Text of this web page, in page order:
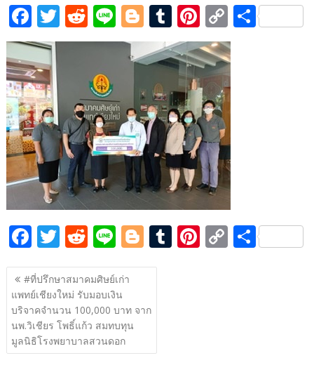
F
ac
e
b
o
o
k
T
w
R
e
di
t
Li
n
e
Bl
o
g
g
er
T
u
m
bl
r
Pi
nt
er
e
st
C
o
p
y
Li
k
S
F
ac
e
b
o
o
T
w
itt
er
R
e
d
di
t
Li
n
e
Bl
o
g
T Pi C S
แนะแนว
เรื่อง
#ที่ปรึกษาสมาคมศิษย์เก่า
แพทย์เชียงใหม่ รับมอบเงิน
บริจาคจำนวน 100,000 บาท จาก
นพ.วิเชียร โพธิ์แก้ว สมทบทุน
มูลนิธิโรงพยาบาลสวนดอก